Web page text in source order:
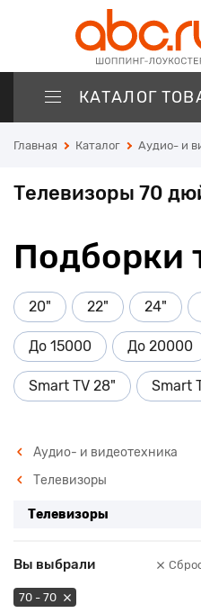
КАТАЛОГ
Главная Каталог Аудио- и
Телевизоры 70
Подборки
20" 22" 24"
До 15000 До 20000
Smart TV 28" Smart
Аудио- и видеотехника
Телевизоры
Телевизоры
Вы выбрали
70 - 70